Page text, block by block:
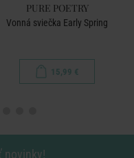
PURE POETRY
Vonná sviečka Early Spring
15,99 €
novinky!